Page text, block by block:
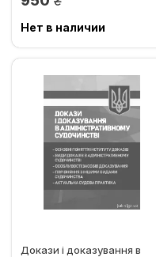
Нет в наличии
Докази і доказування в